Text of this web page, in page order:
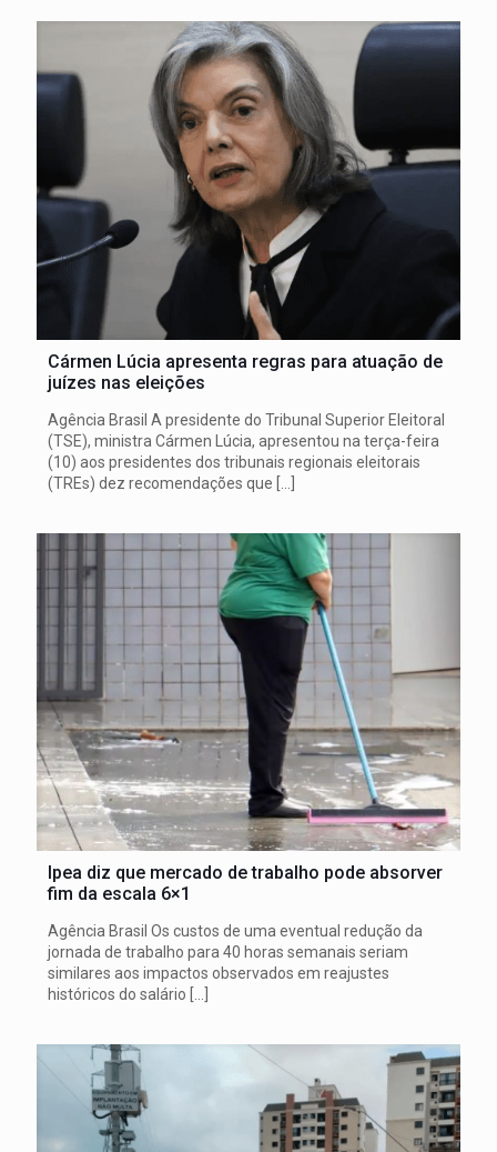
Cármen Lúcia apresenta regras para atuação de
juízes nas eleições
Agência Brasil A presidente do Tribunal Superior Eleitoral
(TSE), ministra Cármen Lúcia, apresentou na terça-feira
(10) aos presidentes dos tribunais regionais eleitorais
(TREs) dez recomendações que […]
Ipea diz que mercado de trabalho pode absorver
fim da escala 6×1
Agência Brasil Os custos de uma eventual redução da
jornada de trabalho para 40 horas semanais seriam
similares aos impactos observados em reajustes
históricos do salário